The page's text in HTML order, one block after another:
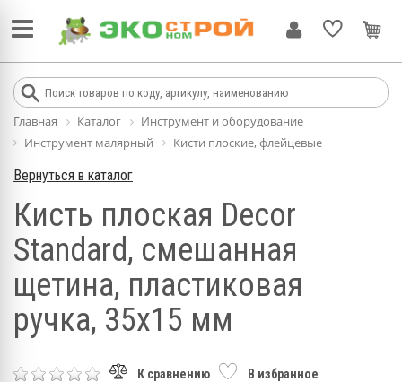
Главная Каталог
Инструмент и оборудование
Инструмент малярный
Кисти плоские, флейцевые
Вернуться в каталог
Кисть плоская Decor
Standard, смешанная
щетина, пластиковая
ручка, 35х15 мм
К сравнению В избранное